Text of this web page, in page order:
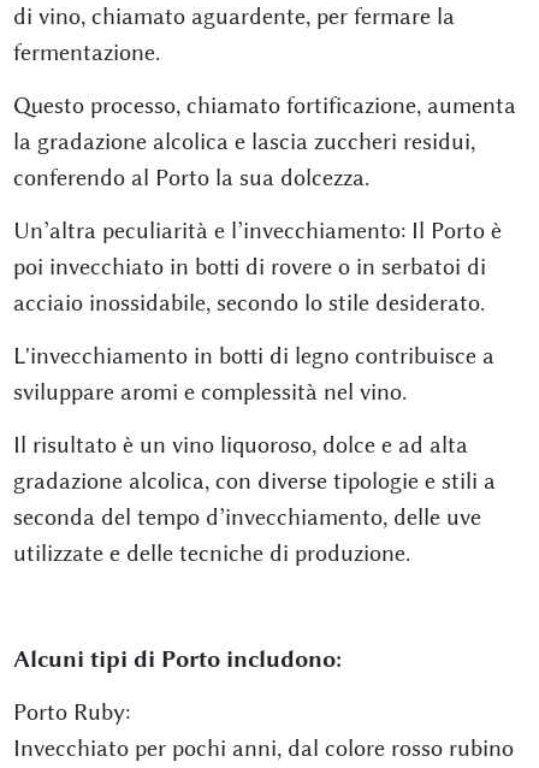
di vino, chiamato aguardente, per fermare la
fermentazione.
Questo processo, chiamato fortificazione, aumenta
la gradazione alcolica e lascia zuccheri residui,
conferendo al Porto la sua dolcezza.
Un’altra peculiarità e l’invecchiamento: Il Porto è
poi invecchiato in botti di rovere o in serbatoi di
acciaio inossidabile, secondo lo stile desiderato.
L'invecchiamento in botti di legno contribuisce a
sviluppare aromi e complessità nel vino.
Il risultato è un vino liquoroso, dolce e ad alta
gradazione alcolica, con diverse tipologie e stili a
seconda del tempo d’invecchiamento, delle uve
utilizzate e delle tecniche di produzione.
Alcuni tipi di Porto includono:
Porto Ruby:
Invecchiato per pochi anni, dal colore rosso rubino